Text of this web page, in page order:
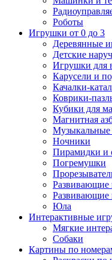
Роботы
Игрушки от 0 до 3
Деревянные
Детские
Игрушки для
Карусели и
Качалки-
Коврики-
Кубики для
Магнитная
Музыкальные
Ночники
Пирамидки и
Погремушки
Развивающие
Юла
Интерактивные
Мягкие
Собаки
Картины по